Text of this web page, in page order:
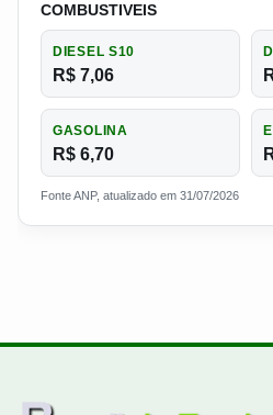
COMBUSTIVEIS
DIESEL S10
R$ 7,06
GASOLINA
R$ 6,70
Fonte ANP, atualizado em 31/07/2026